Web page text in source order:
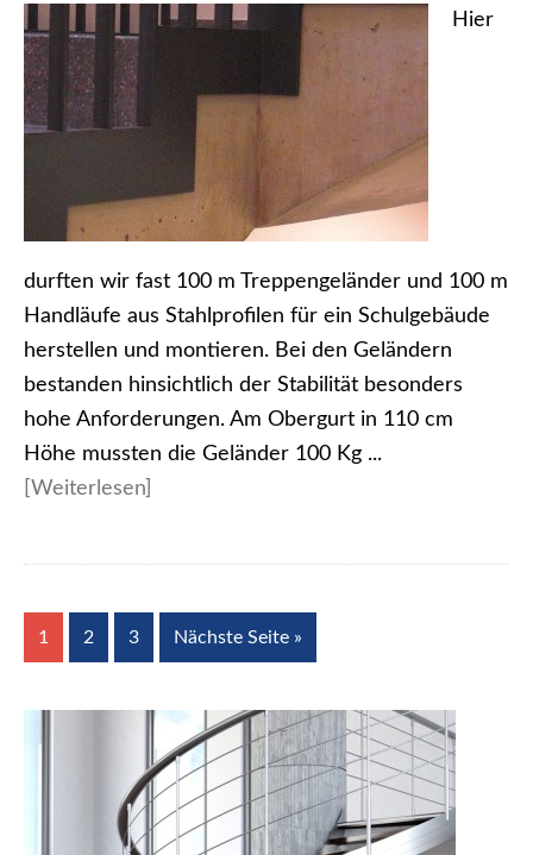
Hier
durften wir fast 100 m Treppengeländer und 100 m
Handläufe aus Stahlprofilen für ein Schulgebäude
herstellen und montieren. Bei den Geländern
bestanden hinsichtlich der Stabilität besonders
hohe Anforderungen. Am Obergurt in 110 cm
Höhe mussten die Geländer 100 Kg ...
[Weiterlesen]
1 2 3 Nächste Seite »